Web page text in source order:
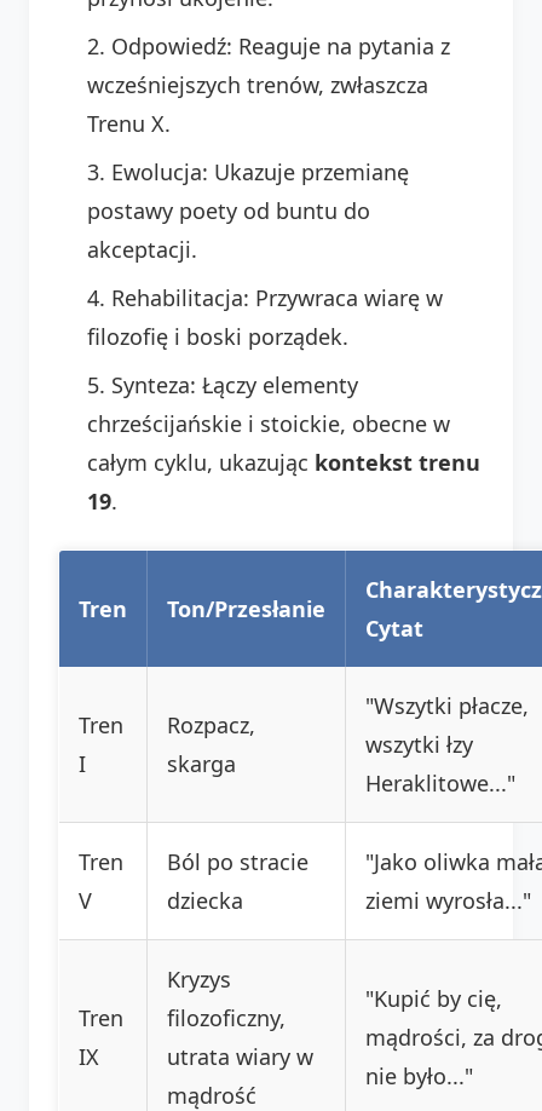
Odpowiedź: Reaguje na pytania z
wcześniejszych trenów, zwłaszcza
Trenu X.
Ewolucja: Ukazuje przemianę
postawy poety od buntu do
akceptacji.
Rehabilitacja: Przywraca wiarę w
filozofię i boski porządek.
Synteza: Łączy elementy
chrześcijańskie i stoickie, obecne w
całym cyklu, ukazując kontekst trenu
19.
Tren Ton/Przesłanie
Cytat
Tren
I
Rozpacz,
skarga
"Wszytki płacze,
wszytki łzy
Heraklitowe..."
Tren
V
Ból po stracie
dziecka
"Jako oliwka
ziemi wyrosła..."
Tren
IX
Kryzys
filozoficzny,
utrata wiary w
mądrość
"Kupić by cię,
mądrości, za
nie było..."